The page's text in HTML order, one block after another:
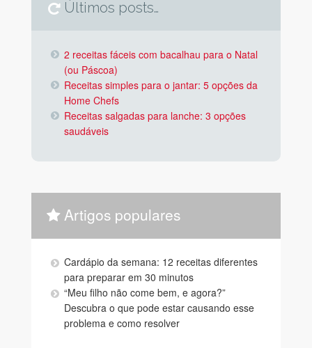
Últimos posts…
2 receitas fáceis com bacalhau para o Natal
(ou Páscoa)
Receitas simples para o jantar: 5 opções da
Home Chefs
Receitas salgadas para lanche: 3 opções
saudáveis
Artigos populares
Cardápio da semana: 12 receitas diferentes
para preparar em 30 minutos
“Meu filho não come bem, e agora?”
Descubra o que pode estar causando esse
problema e como resolver